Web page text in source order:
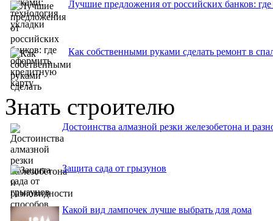
Лучшие предложения от российских банков:
Как собственными руками сделать ремонт в
Знать строителю
Достоинства алмазной резки железобетона и
Защита сада от грызунов
Какой вид лампочек лучше выбрать для дома